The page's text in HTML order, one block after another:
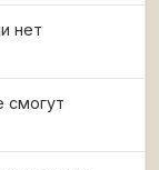
нет
смогут